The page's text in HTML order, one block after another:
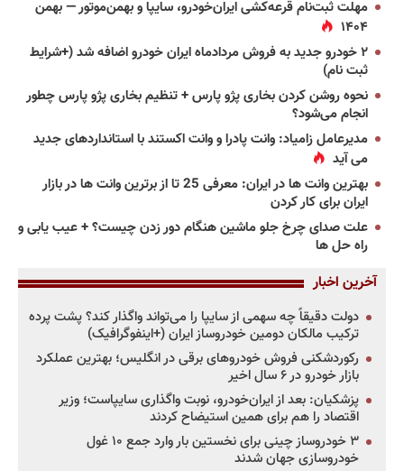
مهلت ثبت‌نام قرعه‌کشی ایران‌خودرو، سایپا و بهمن‌موتور — بهمن
۱۴۰۴
۲ خودرو جدید به فروش مردادماه ایران خودرو اضافه شد (+شرایط
ثبت نام)
نحوه روشن کردن بخاری پژو پارس + تنظیم بخاری پژو پارس چطور
انجام می‌شود؟
مدیرعامل زامیاد: وانت پادرا و وانت اکستند با استانداردهای جدید
می آید
بهترین وانت ها در ایران: معرفی 25 تا از برترین وانت ها در بازار
ایران برای کار کردن
علت صدای چرخ جلو ماشین هنگام دور زدن چیست؟ + عیب یابی و
راه حل ها
آخرین اخبار
دولت دقیقاً چه سهمی از سایپا را می‌تواند واگذار کند؟ پشت پرده
ترکیب مالکان دومین خودروساز ایران (+اینفوگرافیک)
رکوردشکنی فروش خودروهای برقی در انگلیس؛ بهترین عملکرد
بازار خودرو در ۶ سال اخیر
پزشکیان: بعد از ایران‌خودرو، نوبت واگذاری سایپاست؛ وزیر
اقتصاد را هم برای همین استیضاح کردند
۳ خودروساز چینی برای نخستین بار وارد جمع ۱۰ غول
خودروسازی جهان شدند